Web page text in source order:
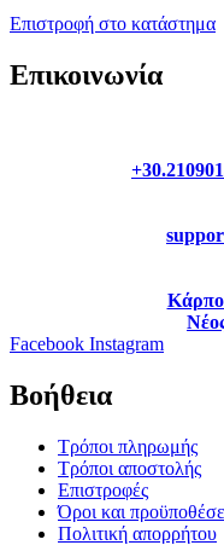
Επιστροφή στο κατάστημα
Επικοινωνία
Facebook Instagram
Βοήθεια
Τρόποι πληρωμής
Τρόποι αποστολής
Επιστροφές
Όροι και
Πολιτική απορρήτου